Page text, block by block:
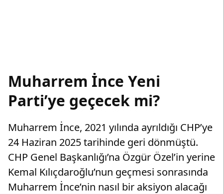
Muharrem İnce Yeni
Parti’ye geçecek mi?
Muharrem İnce, 2021 yılında ayrıldığı CHP’ye
24 Haziran 2025 tarihinde geri dönmüştü.
CHP Genel Başkanlığı’na Özgür Özel’in yerine
Kemal Kılıçdaroğlu’nun geçmesi sonrasında
Muharrem İnce’nin nasıl bir aksiyon alacağı